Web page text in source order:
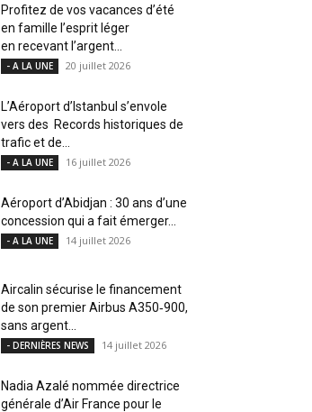
Profitez de vos vacances d’été
en famille l’esprit léger
en recevant l’argent...
- A LA UNE 20 juillet 2026
L’Aéroport d’Istanbul s’envole
vers des Records historiques de
trafic et de...
- A LA UNE 16 juillet 2026
Aéroport d’Abidjan : 30 ans d’une
concession qui a fait émerger...
- A LA UNE 14 juillet 2026
Aircalin sécurise le financement
de son premier Airbus A350‑900,
sans argent...
- DERNIÈRES NEWS 14 juillet 2026
Nadia Azalé nommée directrice
générale d’Air France pour le